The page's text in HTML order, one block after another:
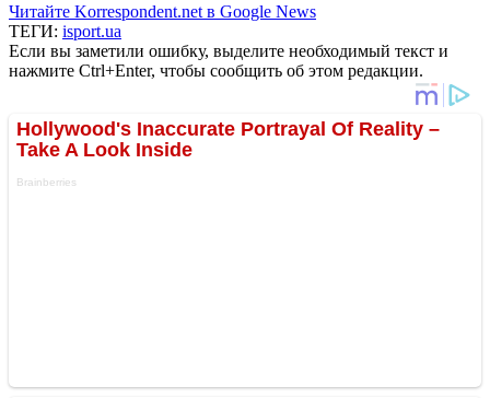
Читайте Korrespondent.net в Google News
ТЕГИ: isport.ua
Если вы заметили ошибку, выделите необходимый текст и
нажмите Ctrl+Enter, чтобы сообщить об этом редакции.